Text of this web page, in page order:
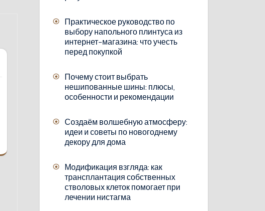
Практическое руководство по
выбору напольного плинтуса из
интернет-магазина: что учесть
перед покупкой
Почему стоит выбрать
нешипованные шины: плюсы,
особенности и рекомендации
Создаём волшебную атмосферу:
идеи и советы по новогоднему
декору для дома
Модификация взгляда: как
трансплантация собственных
стволовых клеток помогает при
лечении нистагма